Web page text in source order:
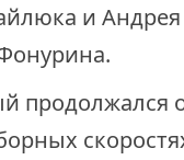
и
продолжался